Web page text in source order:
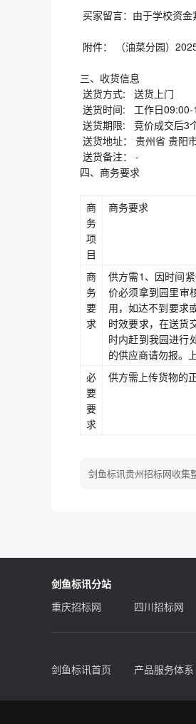
买家留言：由于学校资
附件： （油菜分园）
三、收货信息
送货方式: 送货上门
送货时间: 工作日09:00-
送货期限: 竞价成交后3
送货地址： 贵州省 贵阳
送货备注： -
四、商务要求
商
务
项
目
商务要求
商
务
要
求
供方需1、因时间
价必须拿到园里审
用，如达不到要求
时效要求，在送货
时内赶到我园进行
的供应商请勿报。
必
要
要
求
供方需上传货物的
剑鱼标讯贵州招标网收集
剑鱼标讯分站
重庆招标网
四川招标网
剑鱼标讯首页 产品服务体系